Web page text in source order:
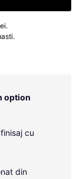
option
cu
din